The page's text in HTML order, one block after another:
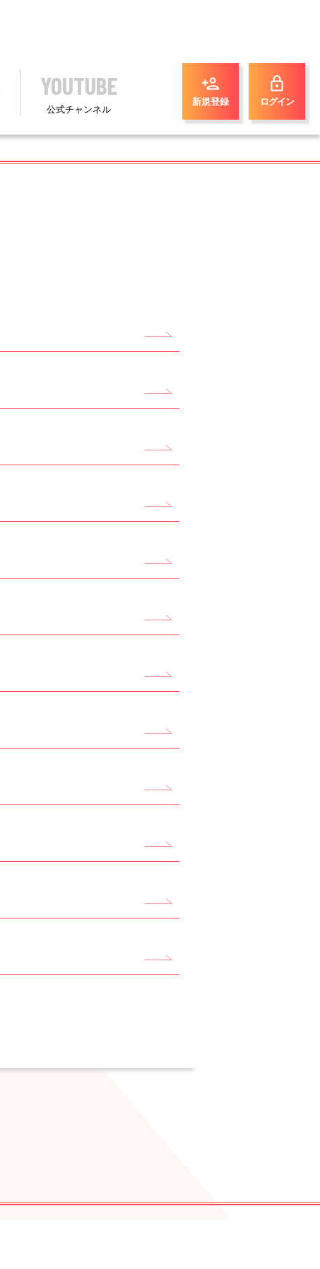
YOUTUBE
公式チャンネル
person_add
新規登録
lock
ログイン